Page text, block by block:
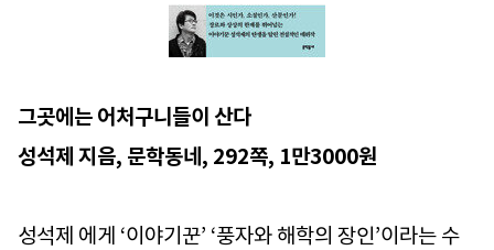
그곳에는 어처구니들이 산다
성석제 지음, 문학동네, 292쪽, 1만3000원
성석제 에게 ‘이야기꾼’ ‘풍자와 해학의 장인’이라는 수